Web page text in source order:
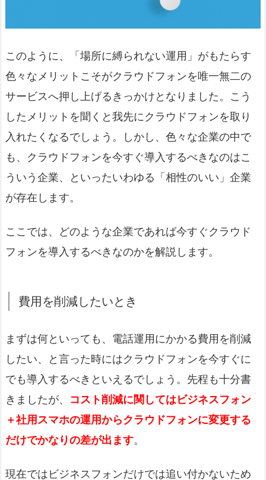
このように、「場所に縛られない運用」がもたらす
色々なメリットこそがクラウドフォンを唯一無二の
サービスへ押し上げるきっかけとなりました。こう
したメリットを聞くと我先にクラウドフォンを取り
入れたくなるでしょう。しかし、色々な企業の中で
も、クラウドフォンを今すぐ導入するべきなのはこ
ういう企業、といったいわゆる「相性のいい」企業
が存在します。
ここでは、どのような企業であれば今すぐクラウド
フォンを導入するべきなのかを解説します。
費用を削減したいとき
まずは何といっても、電話運用にかかる費用を削減
したい、と言った時にはクラウドフォンを今すぐに
でも導入するべきといえるでしょう。先程も十分書
きましたが、 コスト削減に関してはビジネスフォン
＋社用スマホの運用からクラウドフォンに変更する
だけでかなりの差が出ます。
現在ではビジネスフォンだけでは追い付かないため